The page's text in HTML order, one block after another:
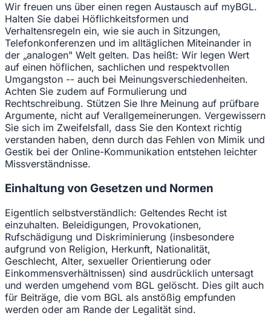
Wir freuen uns über einen regen Austausch auf myBGL.
Halten Sie dabei Höflichkeitsformen und
Verhaltensregeln ein, wie sie auch in Sitzungen,
Telefonkonferenzen und im alltäglichen Miteinander in
der „analogen" Welt gelten. Das heißt: Wir legen Wert
auf einen höflichen, sachlichen und respektvollen
Umgangston -- auch bei Meinungsverschiedenheiten.
Achten Sie zudem auf Formulierung und
Rechtschreibung. Stützen Sie Ihre Meinung auf prüfbare
Argumente, nicht auf Verallgemeinerungen. Vergewissern
Sie sich im Zweifelsfall, dass Sie den Kontext richtig
verstanden haben, denn durch das Fehlen von Mimik und
Gestik bei der Online-Kommunikation entstehen leichter
Missverständnisse.
Einhaltung von Gesetzen und Normen
Eigentlich selbstverständlich: Geltendes Recht ist
einzuhalten. Beleidigungen, Provokationen,
Rufschädigung und Diskriminierung (insbesondere
aufgrund von Religion, Herkunft, Nationalität,
Geschlecht, Alter, sexueller Orientierung oder
Einkommensverhältnissen) sind ausdrücklich untersagt
und werden umgehend vom BGL gelöscht. Dies gilt auch
für Beiträge, die vom BGL als anstößig empfunden
werden oder am Rande der Legalität sind.